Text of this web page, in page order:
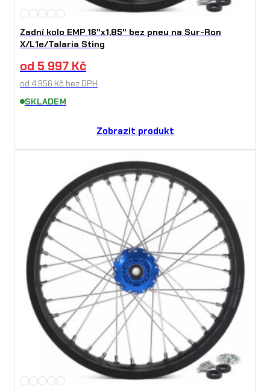
Zadní kolo EMP 16"x1,85" bez pneu na Sur-Ron
X/L1e/Talaria Sting
od 5 997 Kč
od 4 956 Kč bez DPH
SKLADEM
Zobrazit produkt